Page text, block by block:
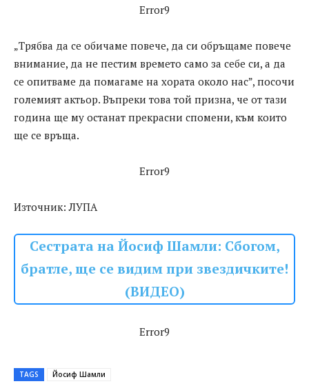
Error9
„Трябва да се обичаме повече, да си обръщаме повече
внимание, да не пестим времето само за себе си, а да
се опитваме да помагаме на хората около нас”, посочи
големият актьор. Въпреки това той призна, че от тази
година ще му останат прекрасни спомени, към които
ще се връща.
Error9
Източник: ЛУПА
Сестрата на Йосиф Шамли: Сбогом,
братле, ще се видим при звездичките!
(ВИДЕО)
Error9
TAGS Йосиф Шамли